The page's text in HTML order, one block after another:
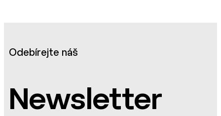
Odebírejte náš
Newsletter